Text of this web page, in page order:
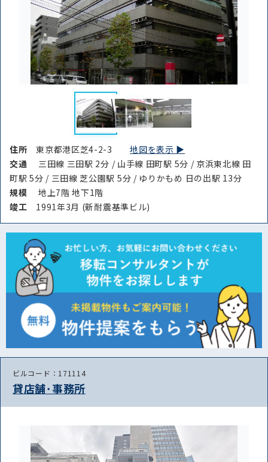
住所東京都港区芝4-2-3地図を表示 ▶︎
交通
三田線 三田駅 2分 / 山手線 田町駅 5分 / 京浜東北線 田
町駅 5分 / 三田線 芝公園駅 5分 / ゆりかもめ 日の出駅 13分
規模
地上7階 地下1階
竣⼯ 1991年3月 (新耐震基準ビル)
ビルコード：171114
貸店舗･事務所